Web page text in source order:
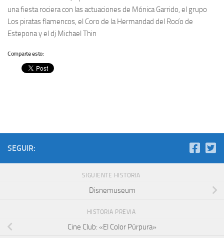
una fiesta rociera con las actuaciones de Mónica Garrido, el grupo
Los piratas flamencos, el Coro de la Hermandad del Rocío de
Estepona y el dj Michael Thin
Comparte esto:
SEGUIR:
SIGUIENTE HISTORIA
Disnemuseum
HISTORIA PREVIA
Cine Club: «El Color Púrpura»